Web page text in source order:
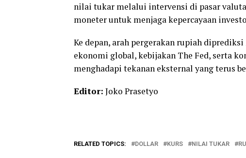
nilai tukar melalui intervensi di pasar
moneter untuk menjaga kepercayaan
Ke depan, arah pergerakan rupiah
ekonomi global, kebijakan The Fed, serta
menghadapi tekanan eksternal yang terus
Editor: Joko Prasetyo
RELATED TOPICS: DOLLAR KURS NILAI TUKAR